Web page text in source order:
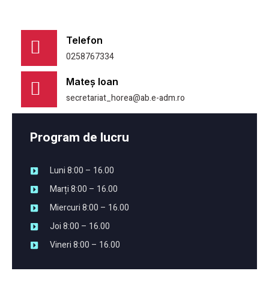
Telefon
0258767334
Mateș Ioan
secretariat_horea@ab.e-adm.ro
Program de lucru
Luni 8:00 – 16.00
Marți 8:00 – 16.00
Miercuri 8:00 – 16.00
Joi 8:00 – 16.00
Vineri 8:00 – 16.00